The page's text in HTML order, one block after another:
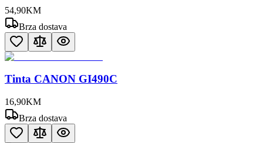
54,90KM
Brza dostava
Tinta CANON GI490C
16,90KM
Brza dostava